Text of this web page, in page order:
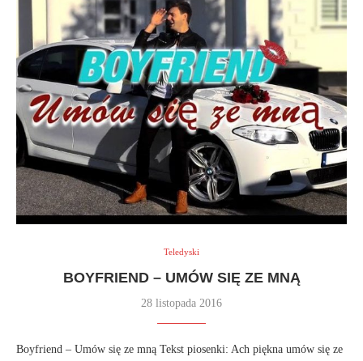
Teledyski
BOYFRIEND – UMÓW SIĘ ZE MNĄ
28 listopada 2016
Boyfriend – Umów się ze mną Tekst piosenki: Ach piękna umów się ze